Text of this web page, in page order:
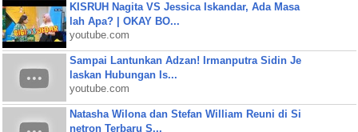
KISRUH Nagita VS Jessica Iskandar, Ada Masa
lah Apa? | OKAY BO...
youtube.com
Sampai Lantunkan Adzan! Irmanputra Sidin Je
laskan Hubungan Is...
youtube.com
Natasha Wilona dan Stefan William Reuni di Si
netron Terbaru S...